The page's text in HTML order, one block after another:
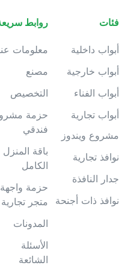
داخلية
خارجية
الفناء
تجارية
ويندوز
تجارية
النافذة
ذات أجنحة
روابط سريعة
معلومات عنا
مصنع
التخصيص
حزمة مشروع
فندقي
باقة المنزل
الكامل
حزمة واجهة
متجر تجارية
المدونات
الأسئلة
الشائعة